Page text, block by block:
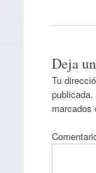
Deja
Tu
publicada.
marcados